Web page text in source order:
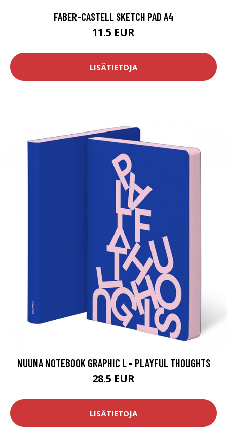
FABER-CASTELL SKETCH PAD A4
11.5 EUR
LISÄTIETOJA
NUUNA NOTEBOOK GRAPHIC L - PLAYFUL THOUGHTS
28.5 EUR
LISÄTIETOJA